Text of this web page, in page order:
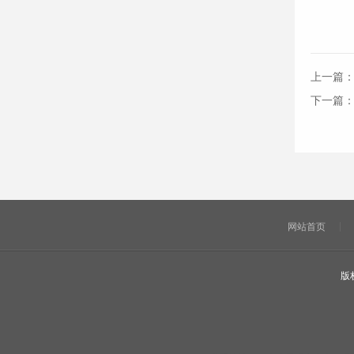
上一篇：
下一篇：
网站首页
版